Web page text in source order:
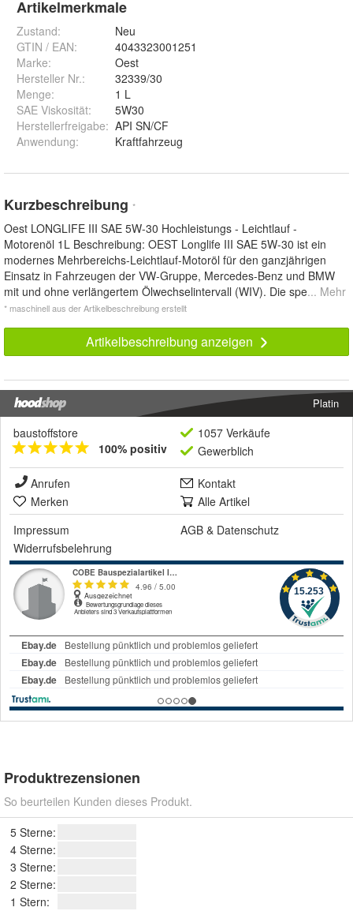
Artikelmerkmale
Zustand:
Neu
GTIN / EAN:
4043323001251
Marke:
Oest
Hersteller Nr.:
32339/30
Menge:
1 L
SAE Viskosität:
5W30
Herstellerfreigabe: API SN/CF
Anwendung: Kraftfahrzeug
Kurzbeschreibung *
Oest LONGLIFE III SAE 5W-30 Hochleistungs - Leichtlauf -
Motorenöl 1L Beschreibung: OEST Longlife III SAE 5W-30 ist ein
modernes Mehrbereichs-Leichtlauf-Motoröl für den ganzjährigen
Einsatz in Fahrzeugen der VW-Gruppe, Mercedes-Benz und BMW
mit und ohne verlängertem Ölwechselintervall (WIV). Die spe... Mehr
* maschinell aus der Artikelbeschreibung erstellt
Artikelbeschreibung anzeigen
Platin
baustoffstore
100% positiv
1057 Verkäufe
Gewerblich
Anrufen
Kontakt
Merken
Alle Artikel
Impressum
AGB & Datenschutz
Widerrufsbelehrung
Produktrezensionen
So beurteilen Kunden dieses Produkt.
5 Sterne:
4 Sterne:
3 Sterne:
2 Sterne:
1 Stern: